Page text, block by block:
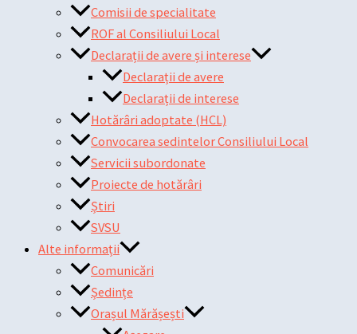
Comisii de specialitate
ROF al Consiliului Local
Declarații de avere și interese
Declarații de avere
Declarații de interese
Hotărâri adoptate (HCL)
Convocarea sedintelor Consiliului Local
Servicii subordonate
Proiecte de hotărâri
Știri
SVSU
Alte informații
Comunicări
Ședințe
Orașul Mărășești